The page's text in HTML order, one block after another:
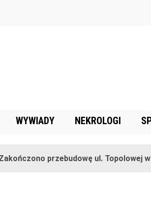
WYWIADY NEKROLOGI
przebudowę ul. Topolowej w